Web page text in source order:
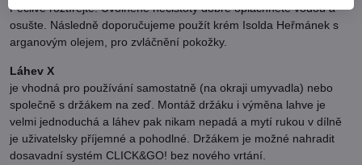
Pečlivě roztírejte. Uvolněné nečistoty dobře opláchněte vodou a
osušte. Následně doporučujeme použít krém Isolda Heřmánek s
arganovým olejem, pro zvláčnění pokožky.
Láhev X
je vhodná pro používání samostatně (na okraji umyvadla) nebo
společně s držákem na zeď. Montáž držáku i výměna lahve je
velmi jednoduchá a láhev pak nikam nepadá a mytí rukou v dílně
je uživatelsky příjemné a pohodlné. Držákem je možné nahradit
dosavadní systém CLICK&GO! bez nového vrtání.